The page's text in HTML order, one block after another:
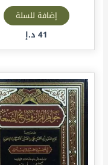
إضافة للسلة
41 د.إ